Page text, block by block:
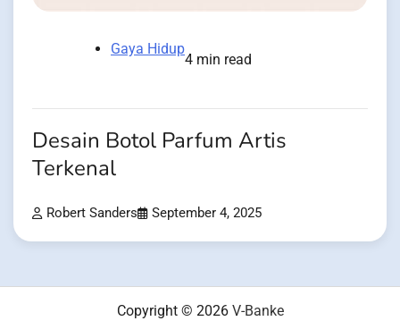
Gaya Hidup
4 min read
Desain Botol Parfum Artis
Terkenal
Robert Sanders September 4, 2025
Copyright © 2026 V-Banke